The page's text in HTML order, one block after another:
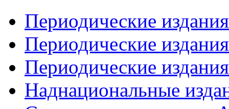
Периодические
Периодические
Периодические
Наднациональные